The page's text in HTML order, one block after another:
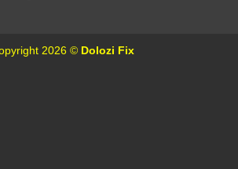
2026 © Dolozi Fix